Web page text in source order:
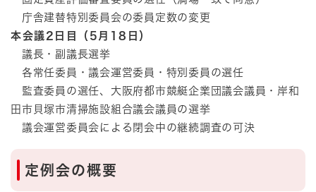
庁舎建替特別委員会の委員定数の変更
本会議2日目（5月18日）
議長・副議長選挙
各常任委員・議会運営委員・特別委員の選任
監査委員の選任、大阪府都市競艇企業団議会議員・岸和
田市貝塚市清掃施設組合議会議員の選挙
議会運営委員会による閉会中の継続調査の可決
定例会の概要